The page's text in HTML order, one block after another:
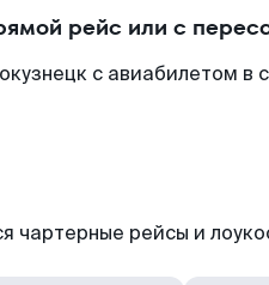
рейс или с
с авиабилетом в
чартерные рейсы и